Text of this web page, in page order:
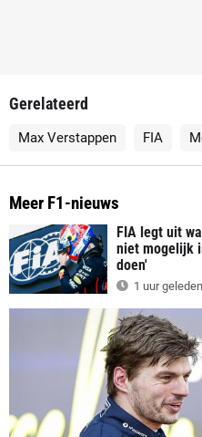
Gerelateerd
Max Verstappen FIA
Meer F1-nieuws
FIA legt uit
niet mogelijk
doen'
1 uur geleden